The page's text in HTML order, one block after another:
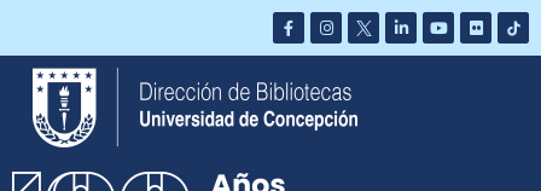
Saltar
contenido